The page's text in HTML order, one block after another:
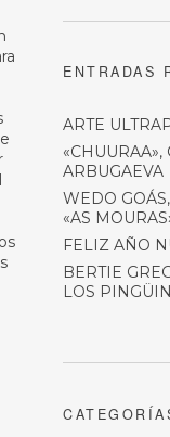
ENTRADAS
ARTE
ARBUGAEVA
WEDO
«AS
FELIZ AÑO
BERTIE
LOS